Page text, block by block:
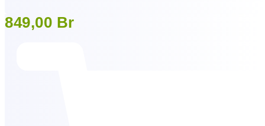
849,00 Br